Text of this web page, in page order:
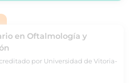
en Oftalmología y
por Universidad de Vitoria-